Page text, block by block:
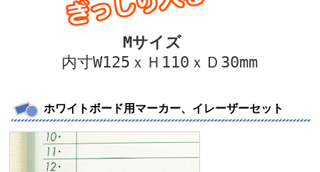
Mサイズ
内寸W125ｘＨ110ｘＤ30mm
ホワイトボード用マーカー、イレーザーセット